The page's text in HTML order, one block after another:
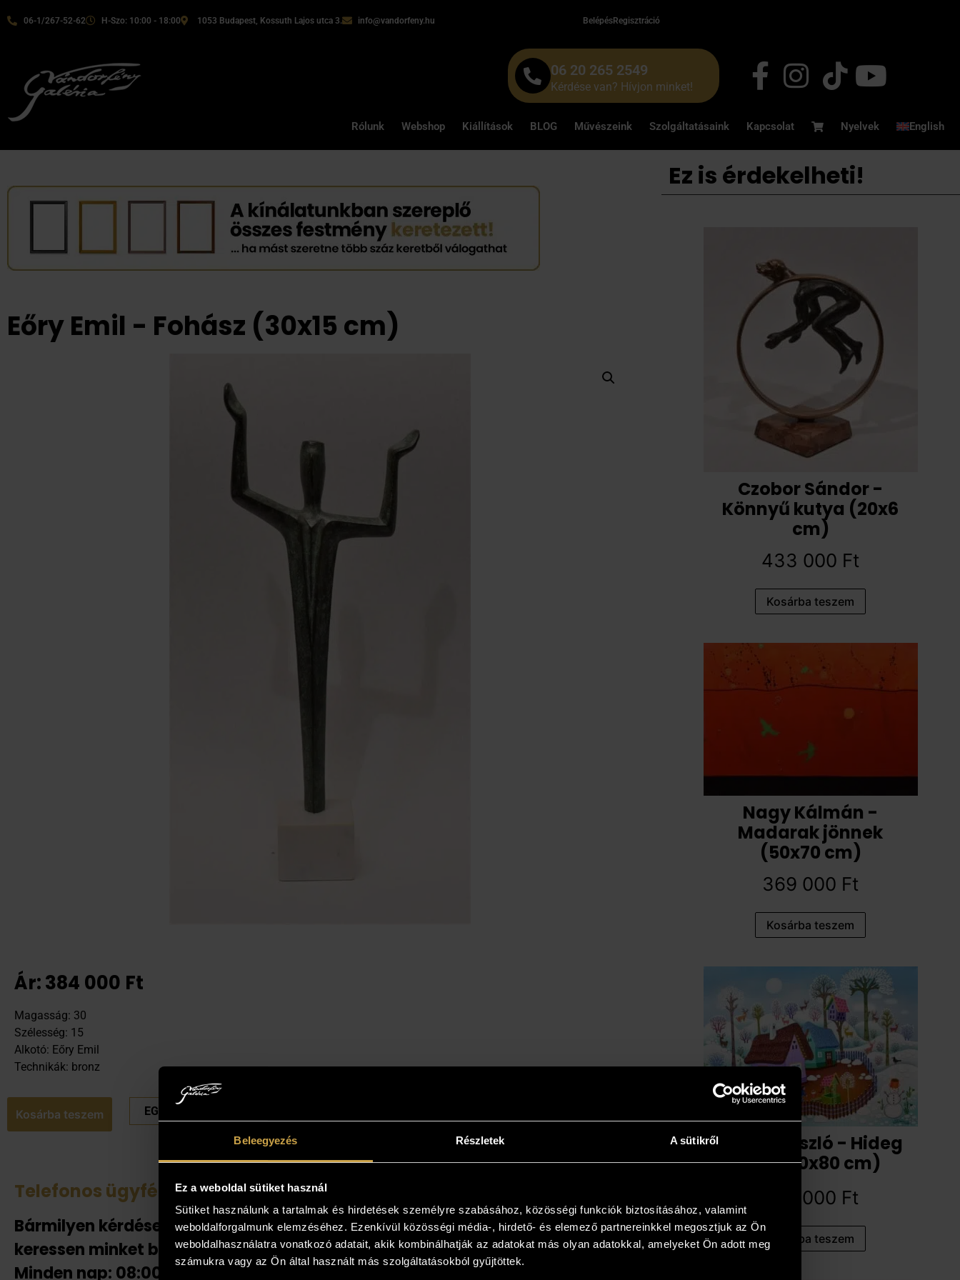
Beleegyezés Részletek A sütikről
Ez a weboldal sütiket használ
Sütiket használunk a tartalmak és hirdetések személyre szabásához, közösségi funkciók biztosításához, valamint
weboldalforgalmunk elemzéséhez. Ezenkívül közösségi média-, hirdető- és elemező partnereinkkel megosztjuk az Ön
weboldalhasználatra vonatkozó adatait, akik kombinálhatják az adatokat más olyan adatokkal, amelyeket Ön adott meg
számukra vagy az Ön által használt más szolgáltatásokból gyűjtöttek.
06-1/267-52-62 H-Szo: 10:00 - 18:00 1053 Budapest, Kossuth Lajos utca 3. info@vandorfeny.hu BelépésRegisztráció
06 20 265 2549
Kérdése van? Hívjon minket!
Rólunk Webshop Kiállítások BLOG Művészeink Szolgáltatásaink Kapcsolat Nyelvek English
Eőry Emil - Fohász (30x15 cm)
Ár:384 000 Ft
Magasság: 30
Szélesség: 15
Alkotó: Eőry Emil
Technikák: bronz
Kosárba teszem EGYEDI ÁRAT KÉREK
Telefonos ügyfélszolgálat
Bármilyen kérdése van
keressen minket bizalommal!
Minden nap: 08:00-20:00-ig!
Tekintse meg az otthonában!
Amennyiben a műalkotás elnyerte tetszését
jelentkezzen, és kollégáink bővebb felvilágosítást
adnak! Lehetősége van az otthonában, a végleges
Ez is érdekelheti!
Czobor Sándor -
Könnyű kutya (20x6
cm)
433 000 Ft
Kosárba teszem
Nagy Kálmán -
Madarak jönnek
(50x70 cm)
369 000 Ft
Kosárba teszem
Koday László - Hideg
van (60x80 cm)
593 000 Ft
Kosárba teszem